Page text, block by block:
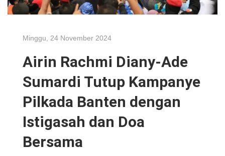
Minggu, 24 November 2024
Airin Rachmi Diany-Ade
Sumardi Tutup Kampanye
Pilkada Banten dengan
Istigasah dan Doa
Bersama